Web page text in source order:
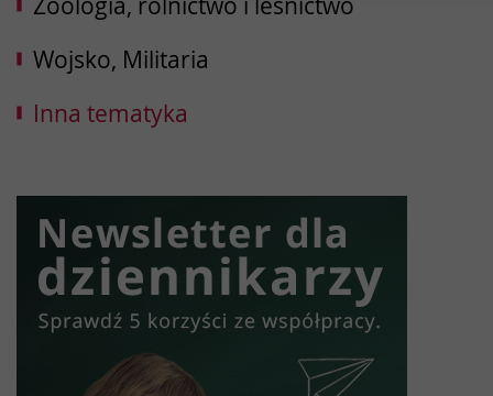
Wojsko, Militaria
Inna tematyka